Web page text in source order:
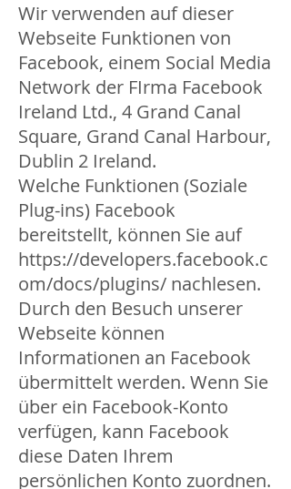
Wir verwenden auf dieser
Webseite Funktionen von
Facebook, einem Social Media
Network der FIrma Facebook
Ireland Ltd., 4 Grand Canal
Square, Grand Canal Harbour,
Dublin 2 Ireland.
Welche Funktionen (Soziale
Plug-ins) Facebook
bereitstellt, können Sie auf
https://developers.facebook.c
om/docs/plugins/ nachlesen.
Durch den Besuch unserer
Webseite können
Informationen an Facebook
übermittelt werden. Wenn Sie
über ein Facebook-Konto
verfügen, kann Facebook
diese Daten Ihrem
persönlichen Konto zuordnen.